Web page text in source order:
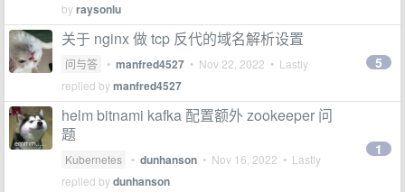
byraysonlu
关于 nginx 做 tcp 反代的域名解析设置
问与答 • manfred4527 • Nov 22, 2022 • Lastly
replied bymanfred4527
5
helm bitnami kafka 配置额外 zookeeper 问
题
Kubernetes • dunhanson • Nov 16, 2022 • Lastly
replied bydunhanson
1